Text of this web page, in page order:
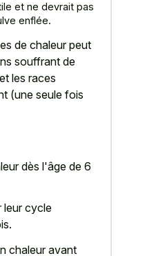
et ne devrait pas
enflée.
de chaleur peut
souffrant de
les races
(une seule fois
dès l'âge de 6
leur cycle
chaleur avant